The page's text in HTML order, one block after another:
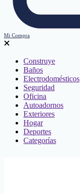
Mi Compra
Construye
Baños
Electrodomésticos
Seguridad
Oficina
Autoadornos
Exteriores
Hogar
Deportes
Categorías